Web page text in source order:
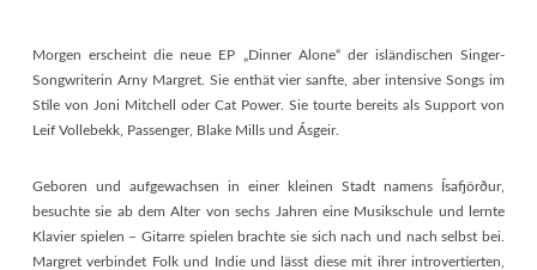
Morgen erscheint die neue EP „Dinner Alone“ der isländischen Singer-
Songwriterin Arny Margret. Sie enthät vier sanfte, aber intensive Songs im
Stile von Joni Mitchell oder Cat Power. Sie tourte bereits als Support von
Leif Vollebekk, Passenger, Blake Mills und Ásgeir.
Geboren und aufgewachsen in einer kleinen Stadt namens Ísafjörður,
besuchte sie ab dem Alter von sechs Jahren eine Musikschule und lernte
Klavier spielen – Gitarre spielen brachte sie sich nach und nach selbst bei.
Margret verbindet Folk und Indie und lässt diese mit ihrer introvertierten,